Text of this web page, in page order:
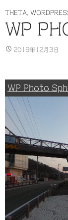
THETA
WP
2016年12月3日
WP Photo